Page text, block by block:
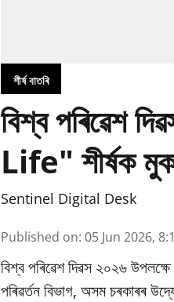
শীৰ্ষ বাতৰি
বিশ্ব পৰিৱেশ
Life" শীৰ্ষক
Sentinel Digital Desk
Published on: 05 Jun 2026,
বিশ্ব পৰিৱেশ দিৱস ২০২৬
পৰিৱর্তন বিভাগ, অসম